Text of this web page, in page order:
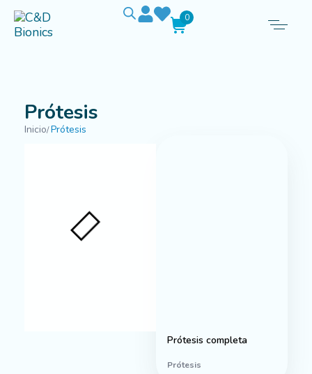
0
Prótesis
Inicio Prótesis
Prótesis
Prótesis completa